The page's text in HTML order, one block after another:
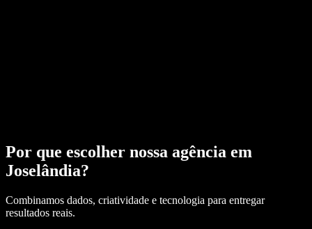
Por que escolher nossa agência em
Joselândia?
Combinamos dados, criatividade e tecnologia para entregar
resultados reais.